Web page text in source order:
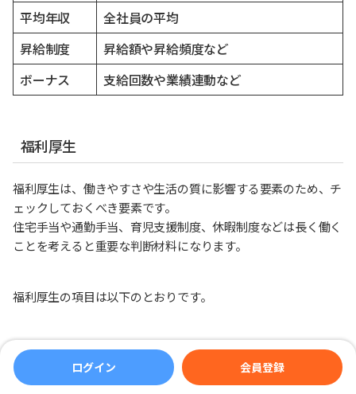
平均年収
全社員の平均
昇給制度
昇給額や昇給頻度など
ボーナス
支給回数や業績連動など
福利厚生
福利厚生は、働きやすさや生活の質に影響する要素のため、チ
ェックしておくべき要素です。
住宅手当や通勤手当、育児支援制度、休暇制度などは長く働く
ことを考えると重要な判断材料になります。
福利厚生の項目は以下のとおりです。
項目 内容
ログイン 会員登録